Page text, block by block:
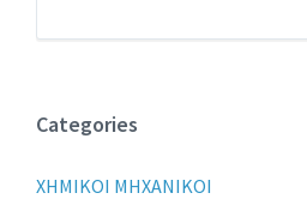
Categories
XHMIKOI MHXANIKOI